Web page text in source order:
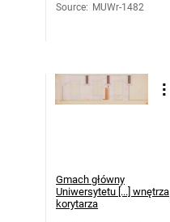
architektoniczny
Source: MUWr-1482
Gmach główny
Uniwersytetu [...] wnętrza
korytarza